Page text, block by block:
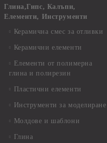
Глина,Гипс, Калъпи,
Елементи, Инструменти
Керамична смес за отливки
Керамични елементи
Елементи от полимерна
глина и полирезин
Пластични елементи
Инструменти за моделиране
Молдове и шаблони
Глина